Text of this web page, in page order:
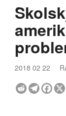
2018 02 22